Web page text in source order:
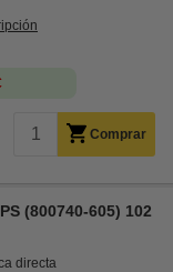
Comprar
(800740-605) 102
directa